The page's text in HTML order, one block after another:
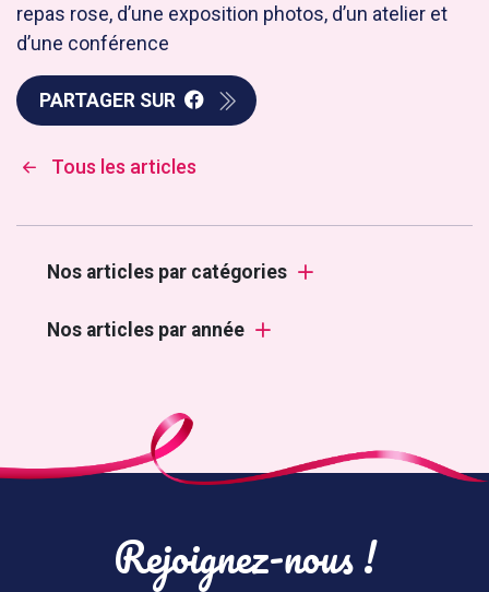
repas rose, d’une exposition photos, d’un atelier et
d’une conférence
PARTAGER SUR
Tous les articles
Nos articles par catégories
Nos articles par année
Rejoignez-nous !